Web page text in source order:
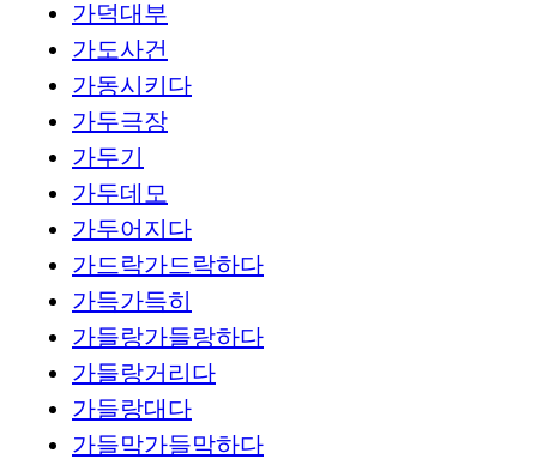
가덕대부
가도사건
가동시키다
가두극장
가두기
가두데모
가두어지다
가드락가드락하다
가득가득히
가들랑가들랑하다
가들랑거리다
가들랑대다
가들막가들막하다